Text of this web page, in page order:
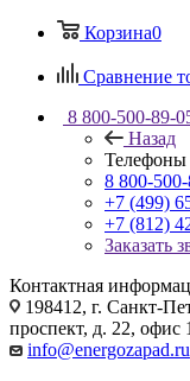
Корзина0
Сравнение
8 800-500-89-
Назад
Телефоны
8 800-
+7 (499)
+7 (812)
Заказать
Контактная
198412, г. Санкт-
проспект, д. 22, офис
info@energozapad.ru